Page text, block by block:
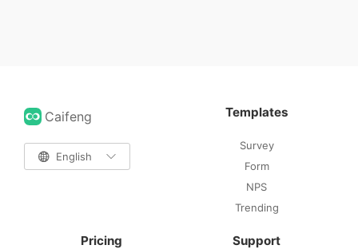
Caifeng
 English 
Templates
Survey
Form
NPS
Trending
Pricing Support